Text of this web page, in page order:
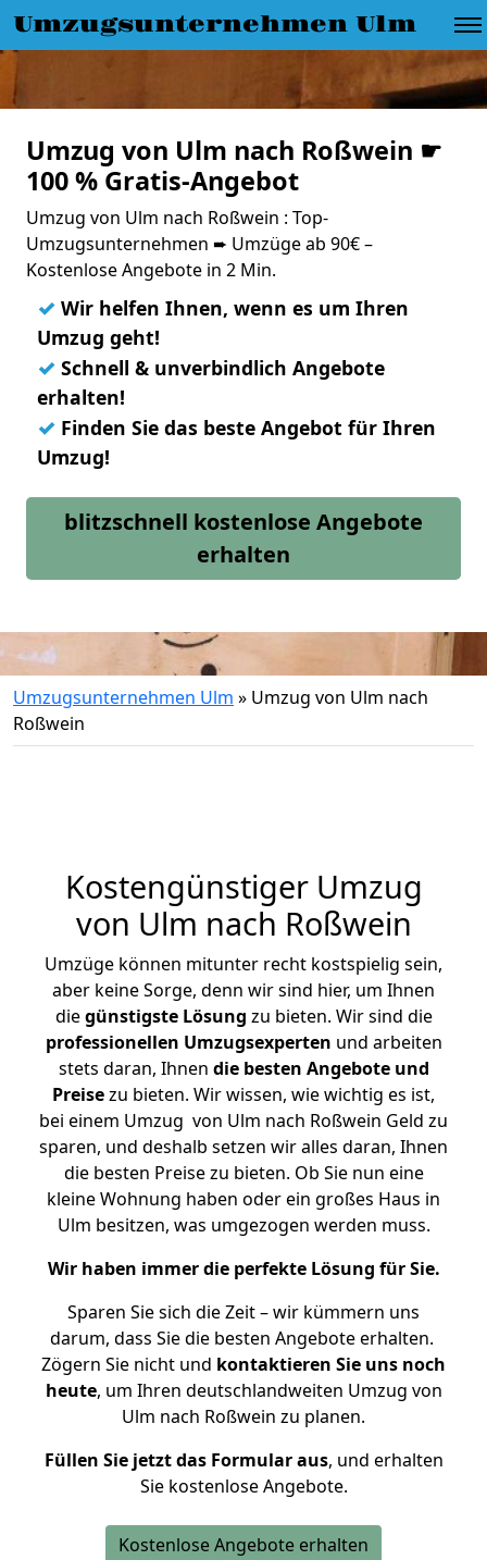
Umzugsunternehmen Ulm
Umzug von Ulm nach Roßwein ☛
100 % Gratis-Angebot
Umzug von Ulm nach Roßwein : Top-
Umzugsunternehmen ➨ Umzüge ab 90€ –
Kostenlose Angebote in 2 Min.
✓ Wir helfen Ihnen, wenn es um Ihren
Umzug geht!
✓ Schnell & unverbindlich Angebote
erhalten!
✓ Finden Sie das beste Angebot für Ihren
Umzug!
blitzschnell kostenlose Angebote
erhalten
Umzugsunternehmen Ulm » Umzug von Ulm nach
Roßwein
Kostengünstiger Umzug
von Ulm nach Roßwein
Umzüge können mitunter recht kostspielig sein,
aber keine Sorge, denn wir sind hier, um Ihnen
diegünstigste Lösung zu bieten. Wir sind die
professionellen Umzugsexperten und arbeiten
stets daran, Ihnen die besten Angebote und
Preisezu bieten. Wir wissen, wie wichtig es ist,
bei einem Umzug von Ulm nach Roßwein Geld zu
sparen, und deshalb setzen wir alles daran, Ihnen
die besten Preise zu bieten. Ob Sie nun eine
kleine Wohnung haben oder ein großes Haus in
Ulm besitzen, was umgezogen werden muss.
Wir haben immer die perfekte Lösung für Sie.
Sparen Sie sich die Zeit – wir kümmern uns
darum, dass Sie die besten Angebote erhalten.
Zögern Sie nicht und kontaktieren Sie uns noch
heute, um Ihren deutschlandweiten Umzug von
Ulm nach Roßwein zu planen.
Füllen Sie jetzt das Formular aus, und erhalten
Sie kostenlose Angebote.
Kostenlose Angebote erhalten